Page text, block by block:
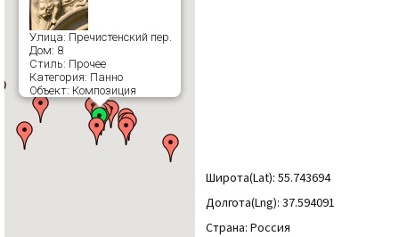
Улица: Пречистенский пер.
Дом: 8
Стиль: Прочее
Категория: Панно
Объект: Композиция
Широта(Lat): 55.743694
Долгота(Lng): 37.594091
Страна: Россия